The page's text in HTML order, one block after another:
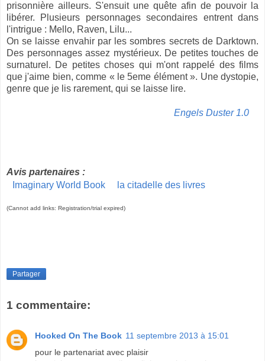
prisonnière ailleurs. S'ensuit une quête afin de pouvoir la
libérer. Plusieurs personnages secondaires entrent dans
l'intrigue : Mello, Raven, Lilu...
On se laisse envahir par les sombres secrets de Darktown.
Des personnages assez mystérieux. De petites touches de
surnaturel. De petites choses qui m'ont rappelé des films
que j'aime bien, comme « le 5eme élément ». Une dystopie,
genre que je lis rarement, qui se laisse lire.
Engels Duster 1.0
Avis partenaires :
Imaginary World Book
la citadelle des livres
(Cannot add links: Registration/trial expired)
Partager
1 commentaire:
Hooked On The Book 11 septembre 2013 à 15:01
pour le partenariat avec plaisir